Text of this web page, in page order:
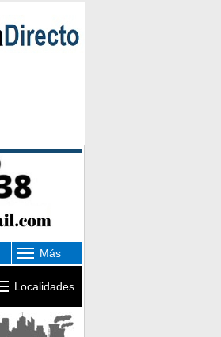
Más
Localidades